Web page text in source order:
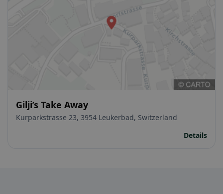
Gilji’s Take Away
Kurparkstrasse 23, 3954 Leukerbad, Switzerland
Details